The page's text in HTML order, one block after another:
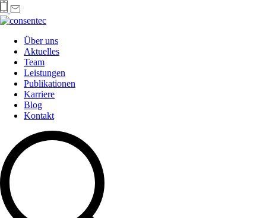
Über uns
Aktuelles
Team
Leistungen
Publikationen
Karriere
Blog
Kontakt